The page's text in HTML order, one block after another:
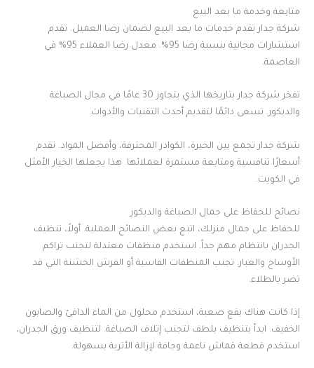
متابعة وخدمة ما بعد البيع
شركة جدار تقدم خدمات ما بعد البيع لضمان رضا العميل. تقدم
استشارات مجانية بنسبة رضا 95%. معدل رضا العملاء 95% في
العاصمة.
تفخر شركة جدار بتاريخها الذي يتجاوز 30 عامًا في مجال الصباغة
والديكور. تسعى دائمًا لتقديم أحدث التقنيات والأدوات.
شركة جدار تجمع بين الخبرة، الكوادر المحترفة، وأفضل المواد. تقدم
أسعارًا تنافسية ومتابعة مستمرة لعملائها. هذا يجعلها الخيار الأمثل
في الكويت.
نصائح للحفاظ على جمال الصباغة والديكور
للحفاظ على جمال منزلك، اتبع بعض النصائح العملية. أولاً، تنظيف
الجدران بانتظام مهم جداً. استخدم منظفات معتدلة لتجنب تراكم
الأوساخ والغبار. تجنب المنظفات القاسية أو الفرش الخشنة التي قد
تضر بالطلاء.
إذا كانت هناك بقع صعبة، استخدم محلول من الماء الدافئ والصابون
الخفيف. ابدأ بتنظيف بلطف لتجنب إتلاف الصباغة. لتنظيف ورق الجدران،
استخدم قطعة قماش ناعمة وجافة لإزالة الأتربة بسهولة.